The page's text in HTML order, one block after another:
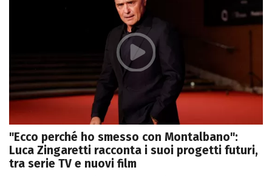
"Ecco perché ho smesso con Montalbano":
Luca Zingaretti racconta i suoi progetti futuri,
tra serie TV e nuovi film